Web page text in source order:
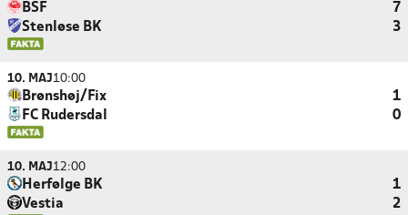
BSF
7
Stenløse BK
3
10. MAJ10:00
Brønshøj/Fix
1
FC Rudersdal
0
10. MAJ12:00
Herfølge BK
1
Vestia
2